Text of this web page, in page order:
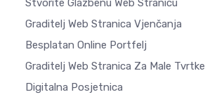
Stvorite Glazbenu Web Stranicu
Graditelj Web Stranica Vjenčanja
Besplatan Online Portfelj
Graditelj Web Stranica Za Male Tvrtke
Digitalna Posjetnica